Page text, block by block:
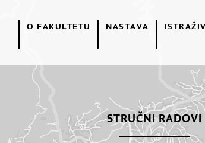
O FAKULTETU NASTAVA
STRUČNI RADOVI